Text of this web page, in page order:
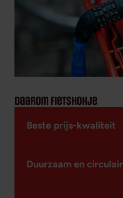
daarom fietshokje
Beste prijs-kwaliteit
Duurzaam en circulair